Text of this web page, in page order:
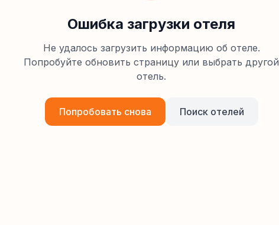
Ошибка загрузки отеля
Не удалось загрузить информацию об отеле.
Попробуйте обновить страницу или выбрать другой
отель.
Попробовать снова Поиск отелей